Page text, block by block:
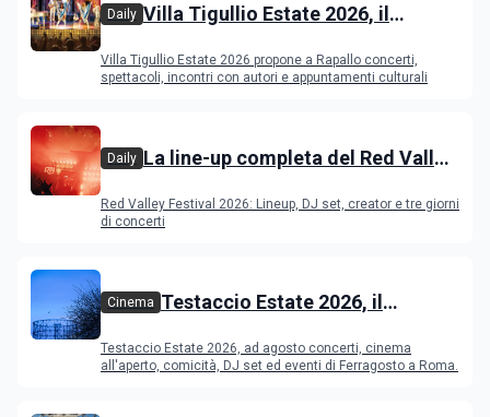
Daily Villa Tigullio Estate 2026, il
Villa Tigullio Estate 2026 propone a Rapallo concerti,
spettacoli, incontri con autori e appuntamenti culturali
Daily La line-up completa del Red Valley
Red Valley Festival 2026: Lineup, DJ set, creator e tre giorni
di concerti
Cinema Testaccio Estate 2026, il
Ferragosto
Testaccio Estate 2026, ad agosto concerti, cinema
all'aperto, comicità, DJ set ed eventi di Ferragosto a Roma.